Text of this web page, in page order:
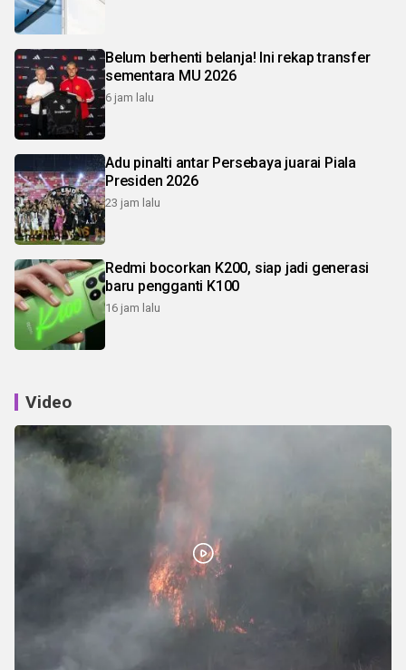
Belum berhenti belanja! Ini rekap transfer
sementara MU 2026
6 jam lalu
Adu pinalti antar Persebaya juarai Piala
Presiden 2026
23 jam lalu
Redmi bocorkan K200, siap jadi generasi
baru pengganti K100
16 jam lalu
Video